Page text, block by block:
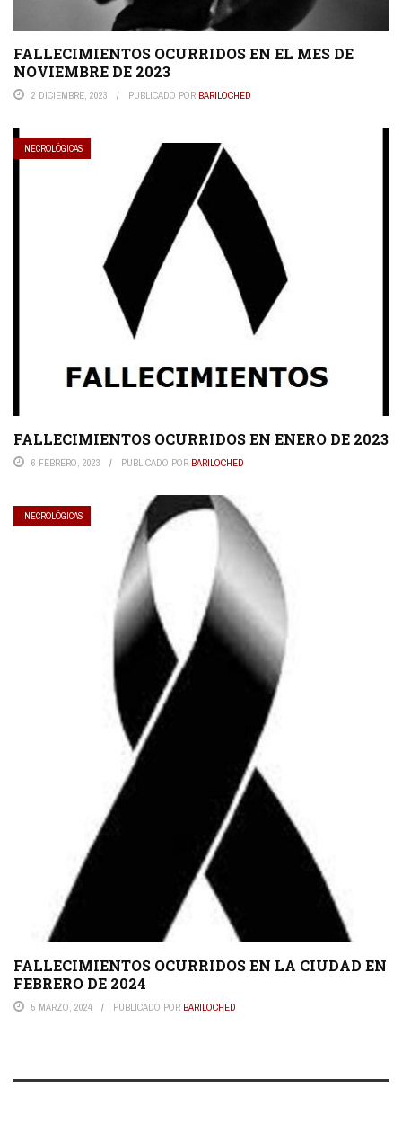
FALLECIMIENTOS OCURRIDOS EN EL MES DE
NOVIEMBRE DE 2023
2 DICIEMBRE, 2023 PUBLICADO POR BARILOCHED
NECROLÓGICAS
FALLECIMIENTOS OCURRIDOS EN ENERO DE 2023
6 FEBRERO, 2023 PUBLICADO POR BARILOCHED
NECROLÓGICAS
FALLECIMIENTOS OCURRIDOS EN LA CIUDAD EN
FEBRERO DE 2024
5 MARZO, 2024 PUBLICADO POR BARILOCHED